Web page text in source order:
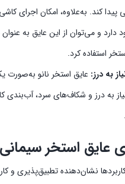
پیدا کند. به‌علاوه، امکان اجرای
دارد و می‌توان از این عایق به عنوان
استفاده کرد.
به درز: عایق استخر نانو به‌صورت
به درز و شکاف‌های سرد، آب‌بندی
عایق استخر
نشان‌دهنده تطبیق‌پذیری و